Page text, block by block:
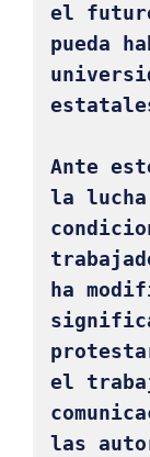
el
pueda
Ante
la
ha
el
las